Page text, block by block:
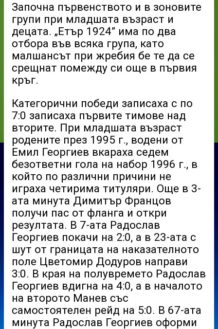
Започна първенството и в зоновите
групи при младшата възраст и
децата. „Етър 1924” има по два
отбора във всяка група, като
малшансът при жребия бе те да се
срещнат помежду си още в първия
кръг.
Категорични победи записаха с по
7:0 записаха първите тимове над
вторите. При младшата възраст
родените през 1995 г., водени от
Емил Георгиев вкараха седем
безответни гола на набор 1996 г., в
който по различни причини не
играха четирима титуляри. Още в 3-
ата минута Димитър Францов
получи пас от фланга и откри
резултата. В 7-ата Радослав
Георгиев покачи на 2:0, а в 23-ата с
шут от границата на наказателното
поле Цветомир Додуров направи
3:0. В края на полувремето Радослав
Георгиев вдигна на 4:0, а в началото
на второто Манев със
самостоятелен рейд на 5:0. В 67-ата
минута Радослав Георгиев оформи